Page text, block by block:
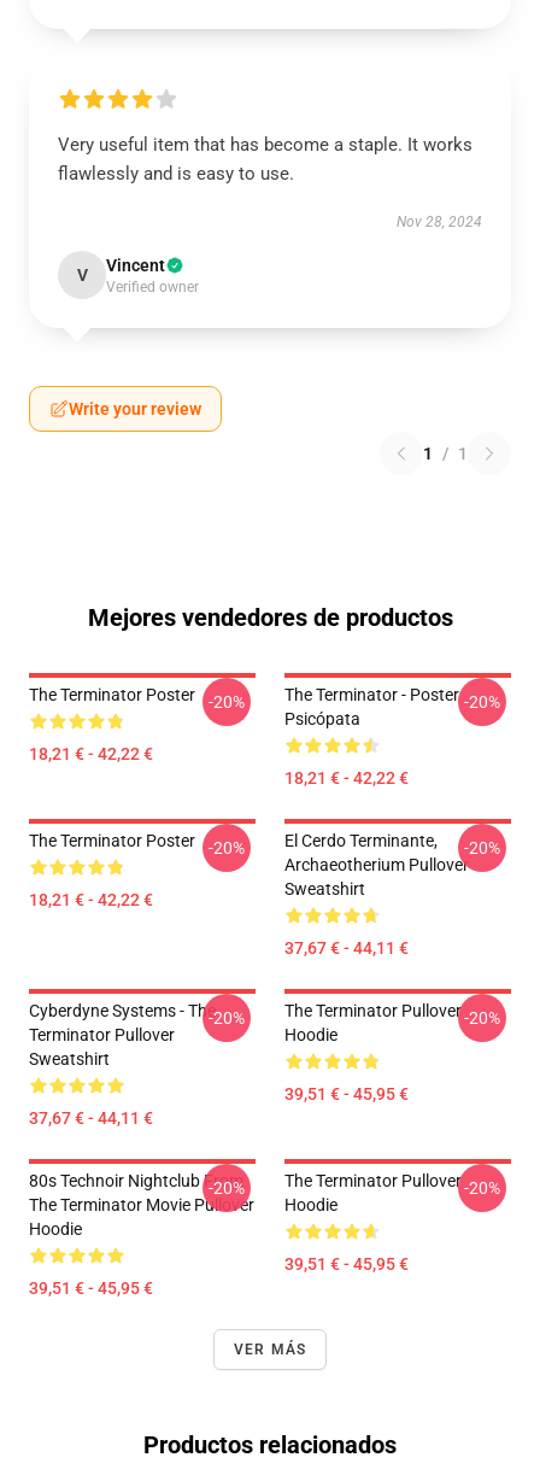
Very useful item that has become a staple. It works
flawlessly and is easy to use.
Nov 28, 2024
V Vincent
Verified owner
Write your review
1 / 1
Mejores vendedores de productos
The Terminator Poster
18,21 € - 42,22 €
-20%
The Terminator - Poster
Psicópata
18,21 € - 42,22 €
-20%
The Terminator Poster
18,21 € - 42,22 €
-20%
El Cerdo Terminante,
Archaeotherium Pullover
Sweatshirt
37,67 € - 44,11 €
-20%
Cyberdyne Systems - The
Terminator Pullover
Sweatshirt
37,67 € - 44,11 €
-20%
The Terminator Pullover
Hoodie
39,51 € - 45,95 €
-20%
80s Technoir Nightclub From
The Terminator Movie Pullover
Hoodie
39,51 € - 45,95 €
-20%
The Terminator Pullover
Hoodie
39,51 € - 45,95 €
-20%
VER MÁS
Productos relacionados